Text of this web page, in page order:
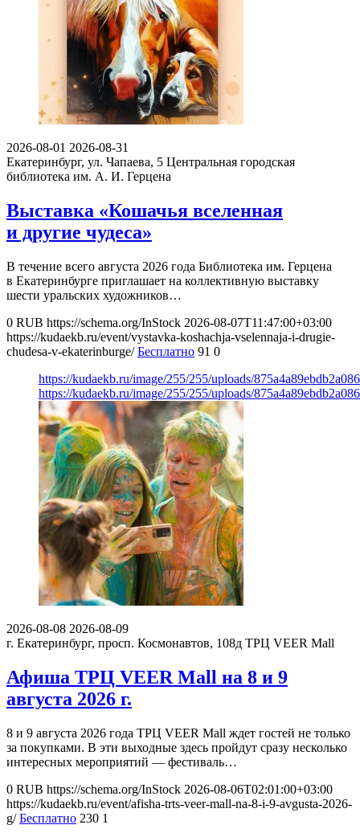
2026-08-01 2026-08-31
Екатеринбург, ул. Чапаева, 5 Центральная городская
библиотека им. А. И. Герцена
Выставка «Кошачья вселенная
и другие чудеса»
В течение всего августа 2026 года Библиотека им. Герцена
в Екатеринбурге приглашает на коллективную выставку
шести уральских художников…
0 RUB https://schema.org/InStock 2026-08-07T11:47:00+03:00
https://kudaekb.ru/event/vystavka-koshachja-vselennaja-i-drugie-
chudesa-v-ekaterinburge/ Бесплатно 91 0
https://kudaekb.ru/image/255/255/uploads/
https://kudaekb.ru/image/255/255/uploads/
2026-08-08 2026-08-09
г. Екатеринбург, просп. Космонавтов, 108д ТРЦ VEER Mall
Афиша ТРЦ VEER Mall на 8 и 9
августа 2026 г.
8 и 9 августа 2026 года ТРЦ VEER Mall ждет гостей не только
за покупками. В эти выходные здесь пройдут сразу несколько
интересных мероприятий — фестиваль…
0 RUB https://schema.org/InStock 2026-08-06T02:01:00+03:00
https://kudaekb.ru/event/afisha-trts-veer-mall-na-8-i-9-avgusta-2026-
g/ Бесплатно 230 1